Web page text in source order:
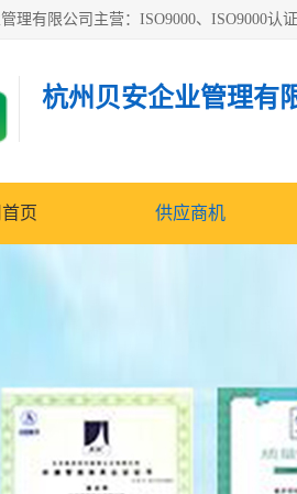
理有限公司主营：ISO9000、ISO9000认
杭州贝安企业管理有
页 供应商机